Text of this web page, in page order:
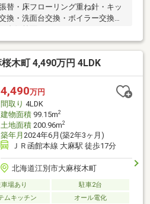
・床フローリング重ね針・キッ
換・洗面台交換・ボイラー交換・
左側前面）▼おすすめポイント▼
納スペースが有ります○落ち着い
もに近いです【学校】小学
)中学校・・・大麻中学校(徒歩約4
伝いします 物件の詳細・ご相談は
！
木町 4,490万円 4LDK
4,490万円
間取り 4LDK
建物面積99.15m2
土地面積200.96m2
築年月 2024年6月(築2年3ヶ月)
ＪＲ函館本線 大麻駅 徒歩17分
北海道江別市大麻桜木町
場あり
駐車2台
ムキッチン オール電化